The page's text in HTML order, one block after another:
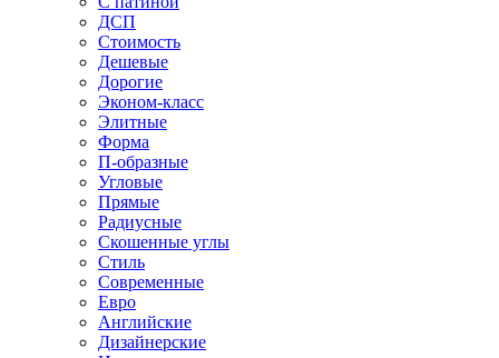
ДСП
Стоимость
Дешевые
Дорогие
Эконом-класс
Элитные
Форма
П-образные
Угловые
Прямые
Радиусные
Скошенные углы
Стиль
Современные
Евро
Английские
Дизайнерские